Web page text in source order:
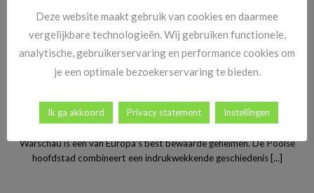
Stedentrip Warschau: ontdek de verrassende charme van
Polen’s bruisende hoofdstad
Warschau is een van Europa’s best bewaarde geheimen. De Poolse
hoofdstad combineert een indrukwekkende geschiedenis [...]
Deze website maakt gebruik van cookies en daarmee
vergelijkbare technologieën. Wij gebruiken functionele,
analytische, gebruikerservaring en performance cookies om
je een optimale bezoekerservaring te bieden.
Ik ga akkoord Privacy statement Instellingen